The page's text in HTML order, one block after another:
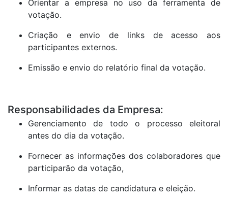
Orientar a empresa no uso da ferramenta de
votação.
Criação e envio de links de acesso aos
participantes externos.
Emissão e envio do relatório final da votação.
Responsabilidades da Empresa:
Gerenciamento de todo o processo eleitoral
antes do dia da votação.
Fornecer as informações dos colaboradores que
participarão da votação,
Informar as datas de candidatura e eleição.